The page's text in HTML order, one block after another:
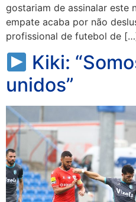
gostariam de assinalar este
empate acaba por não
profissional de futebol de
Kiki:
unidos”